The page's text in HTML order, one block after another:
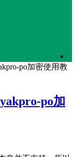
po加密使用教
po加